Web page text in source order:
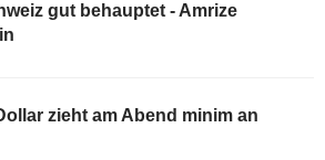
gut behauptet - Amrize
zieht am Abend minim an